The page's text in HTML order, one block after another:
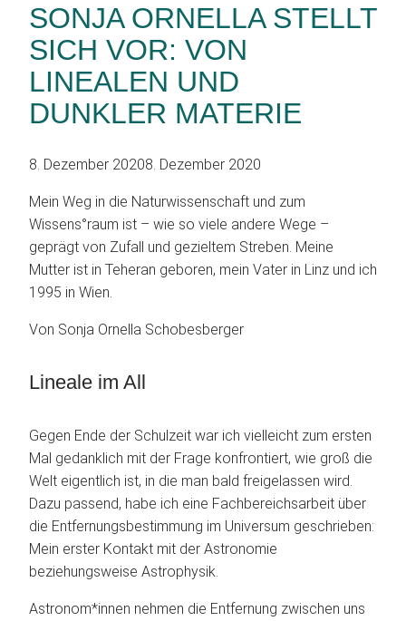
SONJA ORNELLA STELLT
SICH VOR: VON
LINEALEN UND
DUNKLER MATERIE
8. Dezember 20208. Dezember 2020
Mein Weg in die Naturwissenschaft und zum
Wissens°raum ist – wie so viele andere Wege –
geprägt von Zufall und gezieltem Streben. Meine
Mutter ist in Teheran geboren, mein Vater in Linz und ich
1995 in Wien.
Von Sonja Ornella Schobesberger
Lineale im All
Gegen Ende der Schulzeit war ich vielleicht zum ersten
Mal gedanklich mit der Frage konfrontiert, wie groß die
Welt eigentlich ist, in die man bald freigelassen wird.
Dazu passend, habe ich eine Fachbereichsarbeit über
die Entfernungsbestimmung im Universum geschrieben:
Mein erster Kontakt mit der Astronomie
beziehungsweise Astrophysik.
Astronom*innen nehmen die Entfernung zwischen uns